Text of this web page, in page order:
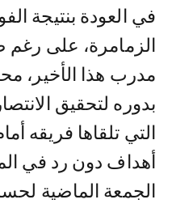
في العودة بنتيجة
الزمامرة، على رغم
مدرب هذا الأخير،
بدوره لتحقيق
التي تلقاها فريقه
أهداف دون رد في